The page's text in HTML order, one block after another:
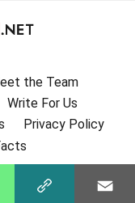
the Team
Write For Us
Privacy Policy